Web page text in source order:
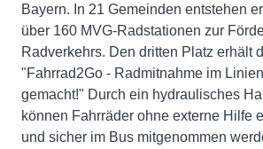
Bayern. In 21 Gemeinden entstehen
über 160 MVG-Radstationen zur
Radverkehrs. Den dritten Platz erhält
"Fahrrad2Go - Radmitnahme im
gemacht!" Durch ein hydraulisches
können Fahrräder ohne externe Hilfe
und sicher im Bus mitgenommen